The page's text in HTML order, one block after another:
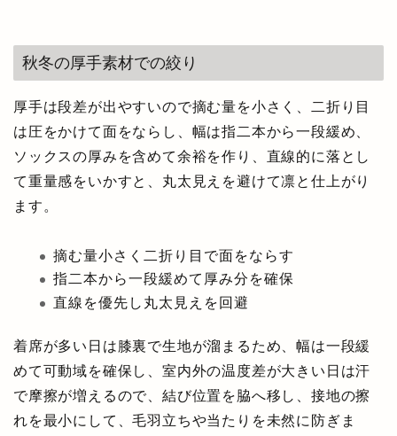
秋冬の厚手素材での絞り
厚手は段差が出やすいので摘む量を小さく、二折り目
は圧をかけて面をならし、幅は指二本から一段緩め、
ソックスの厚みを含めて余裕を作り、直線的に落とし
て重量感をいかすと、丸太見えを避けて凛と仕上がり
ます。
摘む量小さく二折り目で面をならす
指二本から一段緩めて厚み分を確保
直線を優先し丸太見えを回避
着席が多い日は膝裏で生地が溜まるため、幅は一段緩
めて可動域を確保し、室内外の温度差が大きい日は汗
で摩擦が増えるので、結び位置を脇へ移し、接地の擦
れを最小にして、毛羽立ちや当たりを未然に防ぎま